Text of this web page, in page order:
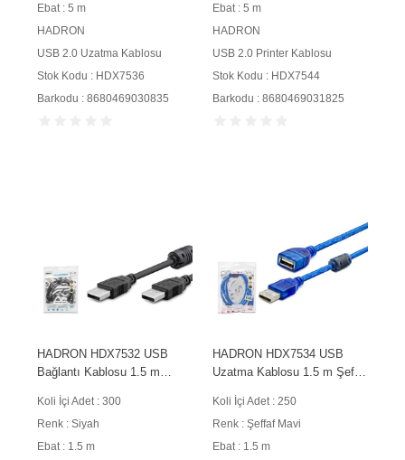
Ebat : 5 m
HADRON
USB 2.0 Uzatma Kablosu
Stok Kodu : HDX7536
Barkodu : 8680469030835
Ebat : 5 m
HADRON
USB 2.0 Printer Kablosu
Stok Kodu : HDX7544
Barkodu : 8680469031825
HADRON HDX7532 USB
Bağlantı Kablosu 1.5 m
Koli İçi Adet : 300
Renk : Siyah
Ebat : 1.5 m
HADRON HDX7534 USB
Uzatma Kablosu 1.5 m Şeffaf
Koli İçi Adet : 250
Renk : Şeffaf Mavi
Ebat : 1.5 m